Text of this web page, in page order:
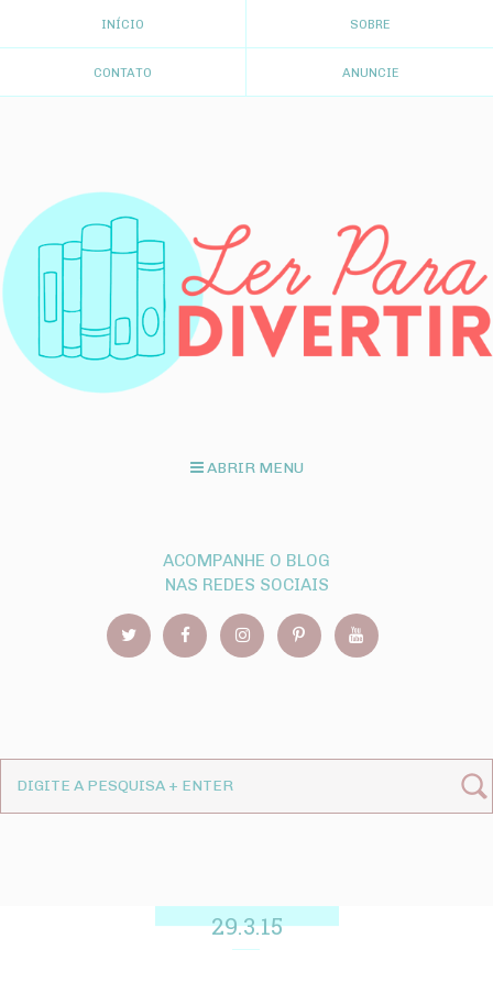
INÍCIO SOBRE
CONTATO ANUNCIE
ABRIR MENU
ACOMPANHE O BLOG
NAS REDES SOCIAIS
29.3.15